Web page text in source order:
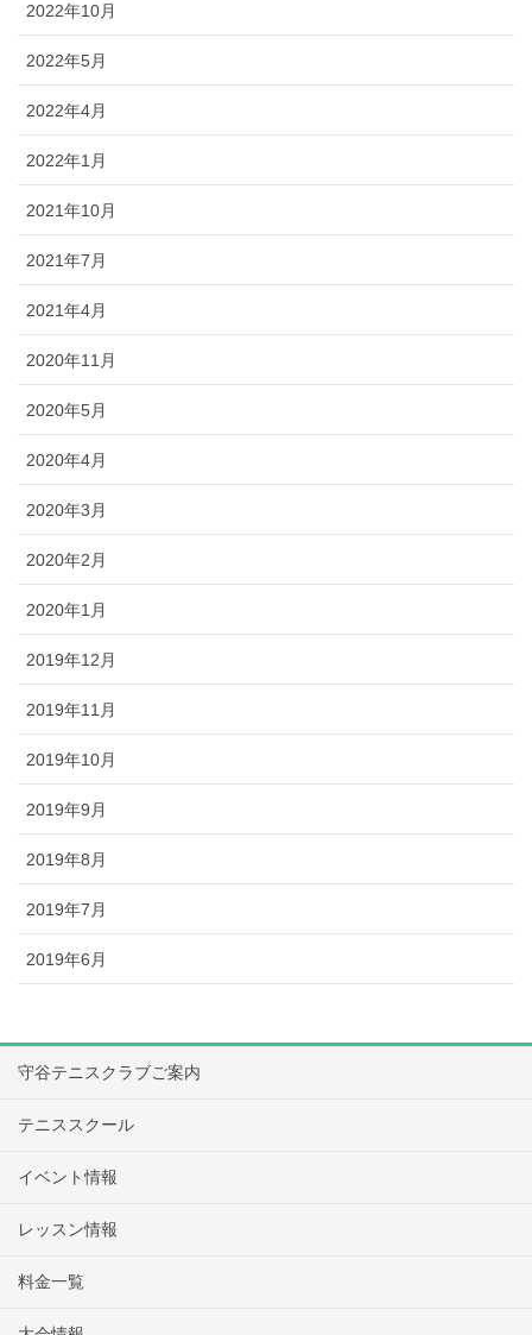
2022年10月
2022年5月
2022年4月
2022年1月
2021年10月
2021年7月
2021年4月
2020年11月
2020年5月
2020年4月
2020年3月
2020年2月
2020年1月
2019年12月
2019年11月
2019年10月
2019年9月
2019年8月
2019年7月
2019年6月
守谷テニスクラブご案内
テニススクール
イベント情報
レッスン情報
料金一覧